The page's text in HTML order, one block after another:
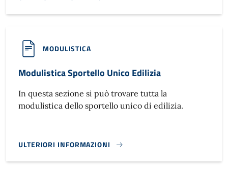
MODULISTICA
Modulistica Sportello Unico Edilizia
In questa sezione si può trovare tutta la
modulistica dello sportello unico di edilizia.
ULTERIORI INFORMAZIONI
MODULISTICA SPORTELLO UNICO EDILIZIA}